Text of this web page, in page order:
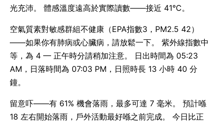
光充沛。 體感溫度遠高於實際讀數——接近 41°C。
空氣質素對敏感群組不健康（EPA指數3，PM2.5 42）
——如果你有肺病或心臟病，請放鬆一下。 紫外線指數中
等，為 4 — 正午時分請稍加注意。 日出時間為 05:23
AM，日落時間為 07:03 PM，日照時長 13 小時 40 分
鐘。
留意吓——有 61% 機會落雨，最多可達 7 毫米。 預計喺
18 左右開始落雨，戶外活動最好喺之前完成。 今日比正